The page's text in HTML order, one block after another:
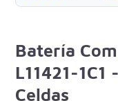
Batería
L11421-
Celdas